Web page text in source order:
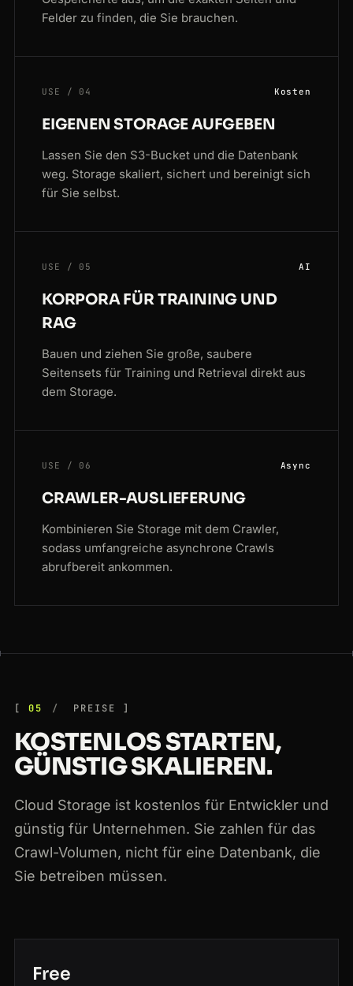
Felder zu finden, die Sie brauchen.
USE / 04 Kosten
EIGENEN STORAGE AUFGEBEN
Lassen Sie den S3-Bucket und die Datenbank
weg. Storage skaliert, sichert und bereinigt sich
für Sie selbst.
USE / 05 AI
KORPORA FÜR TRAINING UND
RAG
Bauen und ziehen Sie große, saubere
Seitensets für Training und Retrieval direkt aus
dem Storage.
USE / 06 Async
CRAWLER-AUSLIEFERUNG
Kombinieren Sie Storage mit dem Crawler,
sodass umfangreiche asynchrone Crawls
abrufbereit ankommen.
05 PREISE
KOSTENLOS STARTEN,
GÜNSTIG SKALIEREN.
Cloud Storage ist kostenlos für Entwickler und
günstig für Unternehmen. Sie zahlen für das
Crawl-Volumen, nicht für eine Datenbank, die
Sie betreiben müssen.
Free